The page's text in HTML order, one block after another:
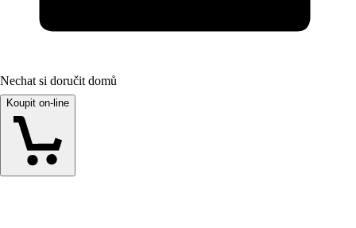
Nechat si doručit domů
Koupit on-line